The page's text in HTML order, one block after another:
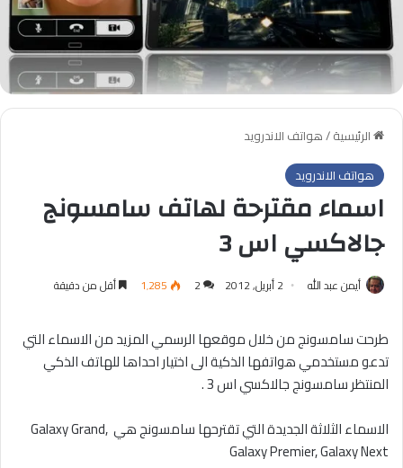
الرئيسية/هواتف الاندرويد
هواتف الاندرويد
اسماء مقترحة لهاتف سامسونج
جالاكسي اس 3
أيمن عبد الله 2 أبريل, 2012 2 1٬285 أقل من دقيقة
طرحت سامسونج من خلال موقعها الرسمي المزيد من الاسماء التي
تدعو مستخدمي هواتفها الذكية الى اختيار احداها للهاتف الذكي
المنتظر سامسونج جالاكسي اس 3 .
الاسماء الثلاثة الجديدة التي تقترحها سامسونج هي Galaxy Grand,
Galaxy Premier, Galaxy Next